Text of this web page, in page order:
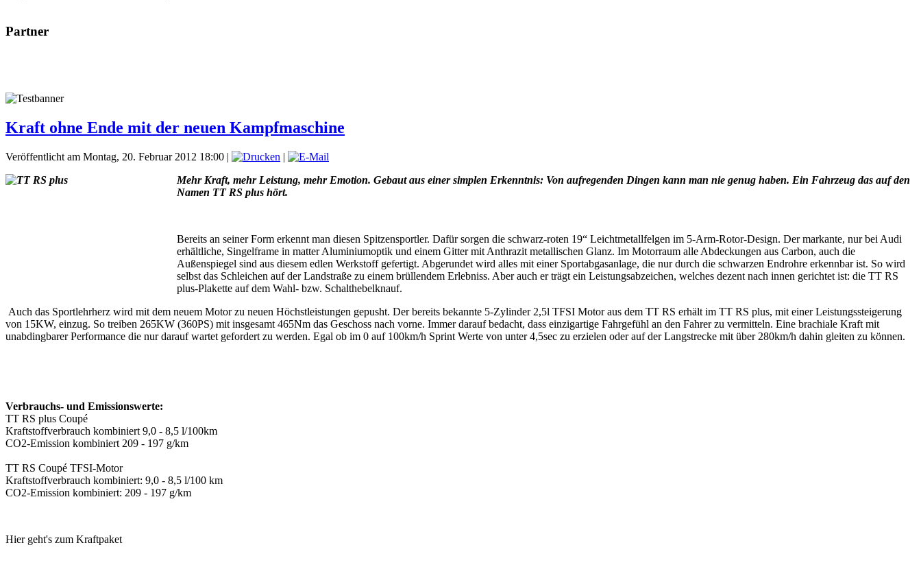
Partner
Kraft ohne Ende mit der neuen Kampfmaschine
Veröffentlicht am Montag, 20. Februar 2012 18:00 |
|
Mehr Kraft, mehr Leistung, mehr Emotion. Gebaut aus einer simplen Erkenntnis: Von aufregenden Dingen kann man nie genug haben. Ein Fahrzeug das auf den
Namen TT RS plus hört.
Bereits an seiner Form erkennt man diesen Spitzensportler. Dafür sorgen die schwarz-roten 19“ Leichtmetallfelgen im 5-Arm-Rotor-Design. Der markante, nur bei Audi
erhältliche, Singelframe in matter Aluminiumoptik und einem Gitter mit Anthrazit metallischen Glanz. Im Motorraum alle Abdeckungen aus Carbon, auch die
Außenspiegel sind aus diesem edlen Werkstoff gefertigt. Abgerundet wird alles mit einer Sportabgasanlage, die nur durch die schwarzen Endrohre erkennbar ist. So wird
selbst das Schleichen auf der Landstraße zu einem brüllendem Erlebniss. Aber auch er trägt ein Leistungsabzeichen, welches dezent nach innen gerichtet ist: die TT RS
plus-Plakette auf dem Wahl- bzw. Schalthebelknauf.
Auch das Sportlehrherz wird mit dem neuem Motor zu neuen Höchstleistungen gepusht. Der bereits bekannte 5-Zylinder 2,5l TFSI Motor aus dem TT RS erhält im TT RS plus, mit einer Leistungssteigerung
von 15KW, einzug. So treiben 265KW (360PS) mit insgesamt 465Nm das Geschoss nach vorne. Immer darauf bedacht, dass einzigartige Fahrgefühl an den Fahrer zu vermitteln. Eine brachiale Kraft mit
unabdingbarer Performance die nur darauf wartet gefordert zu werden. Egal ob im 0 auf 100km/h Sprint Werte von unter 4,5sec zu erzielen oder auf der Langstrecke mit über 280km/h dahin gleiten zu können.
Verbrauchs- und Emissionswerte:
TT RS plus Coupé
Kraftstoffverbrauch kombiniert 9,0 - 8,5 l/100km
CO2-Emission kombiniert 209 - 197 g/km
TT RS Coupé TFSI-Motor
Kraftstoffverbrauch kombiniert: 9,0 - 8,5 l/100 km
CO2-Emission kombiniert: 209 - 197 g/km
Hier geht's zum Kraftpaket